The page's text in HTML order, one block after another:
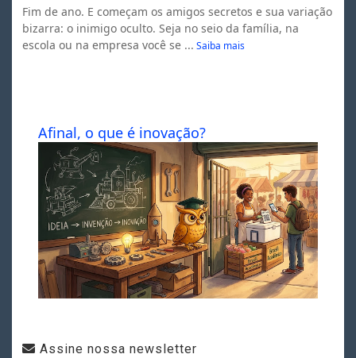
Fim de ano. E começam os amigos secretos e sua variação
bizarra: o inimigo oculto. Seja no seio da família, na
escola ou na empresa você se ... Saiba mais
Afinal, o que é inovação?
Assine nossa newsletter